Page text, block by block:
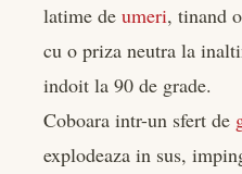
latime de umeri, tinand
cu o priza neutra la
indoit la 90 de grade.
Coboara intr-un sfert de
explodeaza in sus,